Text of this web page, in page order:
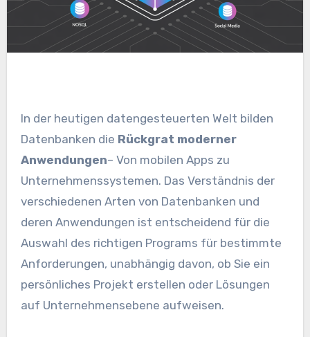
In der heutigen datengesteuerten Welt bilden
Datenbanken die Rückgrat moderner
Anwendungen– Von mobilen Apps zu
Unternehmenssystemen. Das Verständnis der
verschiedenen Arten von Datenbanken und
deren Anwendungen ist entscheidend für die
Auswahl des richtigen Programs für bestimmte
Anforderungen, unabhängig davon, ob Sie ein
persönliches Projekt erstellen oder Lösungen
auf Unternehmensebene aufweisen.